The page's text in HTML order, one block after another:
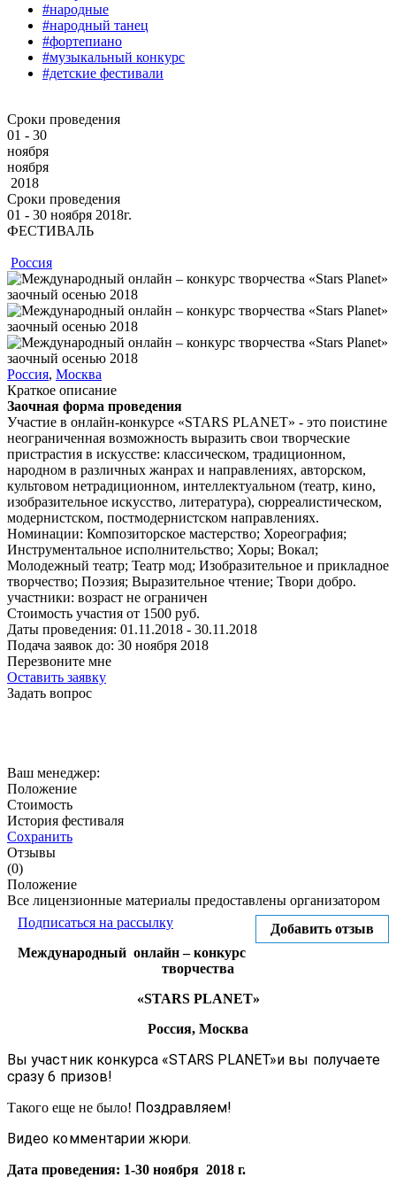
#народные
#народный танец
#фортепиано
#музыкальный конкурс
#детские фестивали
Сроки проведения
01 - 30
ноября
ноября
2018
Сроки проведения
01 ‐ 30 ноября 2018г.
ФЕСТИВАЛЬ
Россия
Россия, Москва
Краткое описание
Заочная форма проведения
Участие в онлайн-конкурсе «STARS PLANET» - это поистине
неограниченная возможность выразить свои творческие
пристрастия в искусстве: классическом, традиционном,
народном в различных жанрах и направлениях, авторском,
культовом нетрадиционном, интеллектуальном (театр, кино,
изобразительное искусство, литература), сюрреалистическом,
модернистском, постмодернистском направлениях.
Номинации: Композиторское мастерство; Хореография;
Инструментальное исполнительство; Хоры; Вокал;
Молодежный театр; Театр мод; Изобразительное и прикладное
творчество; Поэзия; Выразительное чтение; Твори добро.
участники: возраст не ограничен
Стоимость участия от 1500 руб.
Даты проведения: 01.11.2018 - 30.11.2018
Подача заявок до: 30 ноября 2018
Перезвоните мне
Оставить заявку
Задать вопрос
Ваш менеджер:
Положение
Стоимость
История фестиваля
Сохранить
Отзывы
(0)
Положение
Все лицензионные материалы предоставлены организатором
Добавить отзыв
Подписаться на рассылку
Международный онлайн – конкурс
творчества
«STARS PLANET»
Россия, Москва
Вы участник конкурса «STARS PLANET»и вы получаете
сразу 6 призов!
Такого еще не было! Поздравляем!
Видео комментарии жюри.
Дата проведения: 1-30 ноября 2018 г.